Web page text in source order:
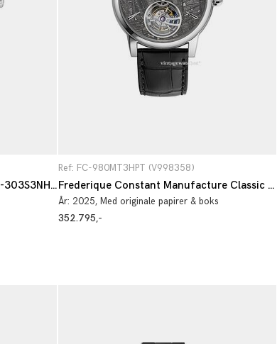
Frederique Constant Highlife FC-303S3NH26B
Ref: FC-980MT3HPT (V998358)
Frederique Constant Manufacture Classic Tourbillon FC-980MT3HPT
År: 2025, Med originale papirer & boks
352.795,-